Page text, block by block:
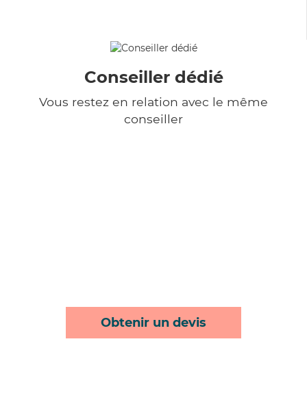
Conseiller dédié
Vous restez en relation avec le même
conseiller
Obtenir un devis